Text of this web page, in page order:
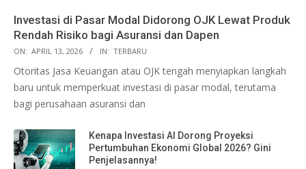
Investasi di Pasar Modal Didorong OJK Lewat Produk
Rendah Risiko bagi Asuransi dan Dapen
ON: APRIL 13, 2026 IN: TERBARU
Otoritas Jasa Keuangan atau OJK tengah menyiapkan langkah
baru untuk memperkuat investasi di pasar modal, terutama
bagi perusahaan asuransi dan
Kenapa Investasi AI Dorong Proyeksi
Pertumbuhan Ekonomi Global 2026? Gini
Penjelasannya!